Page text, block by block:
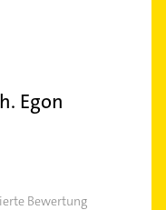
Egon
Bewertung